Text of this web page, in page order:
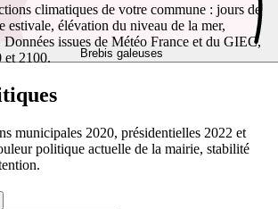
Brebis galeuses
climatiques de votre commune : jours de
estivale, élévation du niveau de la mer,
Données issues de Météo France et du GIEC,
et 2100.
municipales 2020, présidentielles 2022 et
politique actuelle de la mairie, stabilité